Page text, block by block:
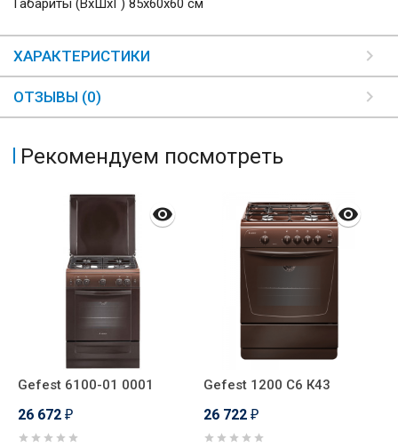
Габариты (ВхШхГ) 85х60х60 см
ХАРАКТЕРИСТИКИ
ОТЗЫВЫ (0)
Рекомендуем посмотреть
Gefest 6100-01 0001
26 672 ₽
Gefest 1200 С6 К43
26 722 ₽